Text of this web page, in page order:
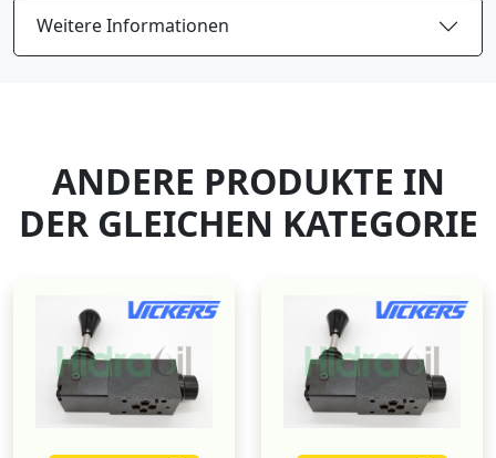
Weitere Informationen
ANDERE PRODUKTE IN
DER GLEICHEN KATEGORIE